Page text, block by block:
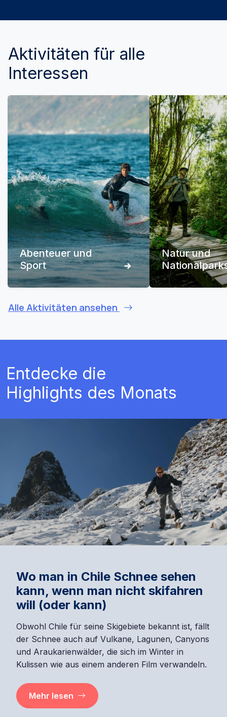
Aktivitäten für alle
Interessen
Abenteuer und
Sport
Natur und
Alle Aktivitäten ansehen
Entdecke die
Highlights des Monats
Wo man in Chile Schnee sehen
kann, wenn man nicht skifahren
will (oder kann)
Obwohl Chile für seine Skigebiete bekannt ist, fällt
der Schnee auch auf Vulkane, Lagunen, Canyons
und Araukarienwälder, die sich im Winter in
Kulissen wie aus einem anderen Film verwandeln.
Mehr lesen